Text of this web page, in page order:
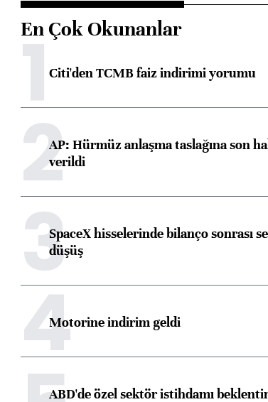
En Çok Okunanlar
1Citi'den TCMB faiz indirimi yorumu
2AP: Hürmüz anlaşma taslağına son
verildi
3SpaceX hisselerinde bilanço sonrası
düşüş
4Motorine indirim geldi
ABD'de özel sektör istihdamı